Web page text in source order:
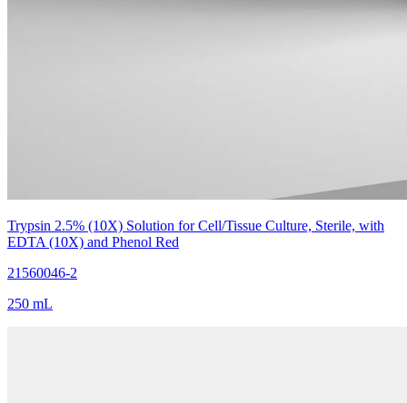
Trypsin 2.5% (10X) Solution for Cell/Tissue Culture, Sterile, with
EDTA (10X) and Phenol Red
21560046-2
250 mL